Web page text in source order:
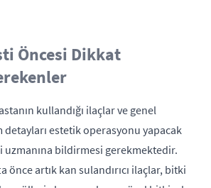
Öncesi Dikkat
kullandığı ilaçlar ve genel
detayları estetik operasyonu yapacak
uzmanına bildirmesi gerekmektedir.
önce artık kan sulandırıcı ilaçlar, bitki